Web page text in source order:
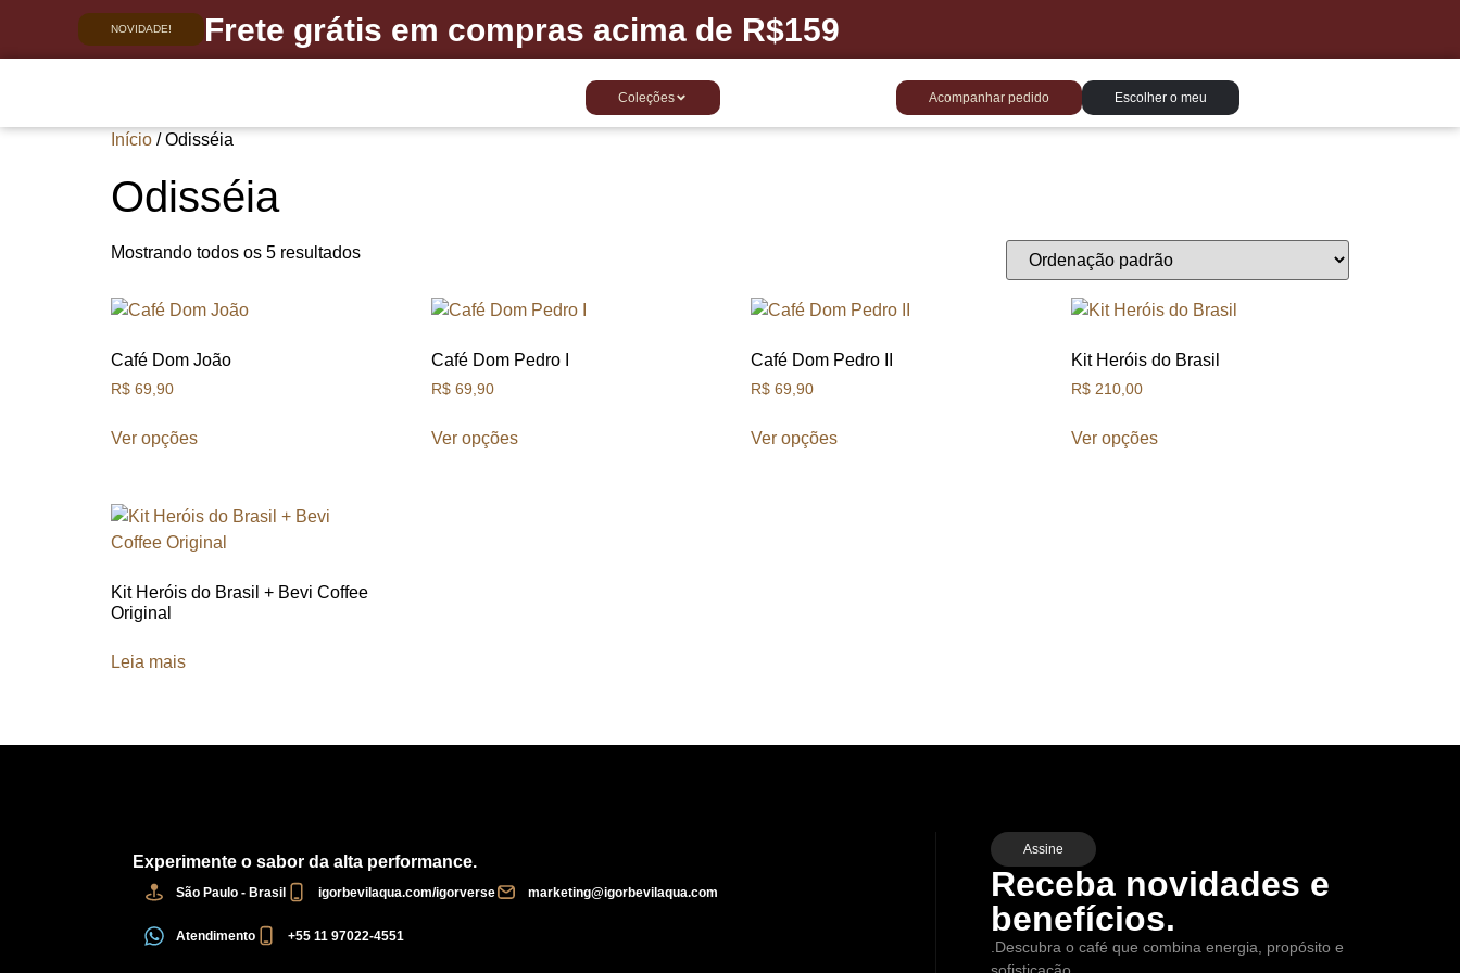
NOVIDADE! Frete grátis em compras acima de R$159
Coleções Acompanhar pedido Escolher o meu
Início / Odisséia
Odisséia
Mostrando todos os 5 resultados
Café Dom João
R$ 69,90
Ver opções
Café Dom Pedro I
R$69,90
Ver opções
Café Dom Pedro II
R$ 69,90
Ver opções
Kit Heróis do Brasil
R$ 210,00
Ver opções
Kit Heróis do Brasil + Bevi Coffee
Original
Leia mais
Experimente o sabor da alta performance.
São Paulo - Brasil igorbevilaqua.com/igorverse marketing@igorbevilaqua.com
Atendimento +55 11 97022-4551
Assine
Receba novidades e
benefícios.
.Descubra o café que combina energia, propósito e
sofisticação.